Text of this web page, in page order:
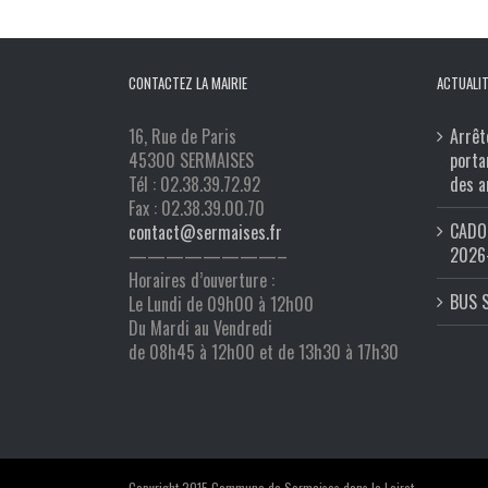
CONTACTEZ LA MAIRIE
16, Rue de Paris
45300 SERMAISES
Tél : 02.38.39.72.92
Fax : 02.38.39.00.70
contact@sermaises.fr
————————–
Horaires d’ouverture :
Le Lundi de 09h00 à 12h00
Du Mardi au Vendredi
de 08h45 à 12h00 et de 13h30 à 17h30
des
BUS